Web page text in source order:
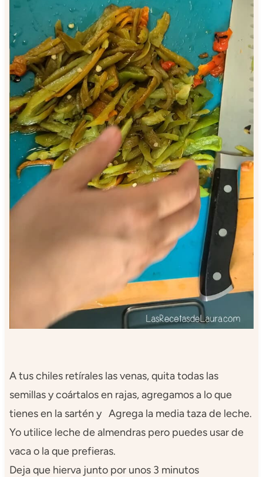
A tus chiles retírales las venas, quita todas las
semillas y coártalos en rajas, agregamos a lo que
tienes en la sartén y Agrega la media taza de leche.
Yo utilice leche de almendras pero puedes usar de
vaca o la que prefieras.
Deja que hierva junto por unos 3 minutos